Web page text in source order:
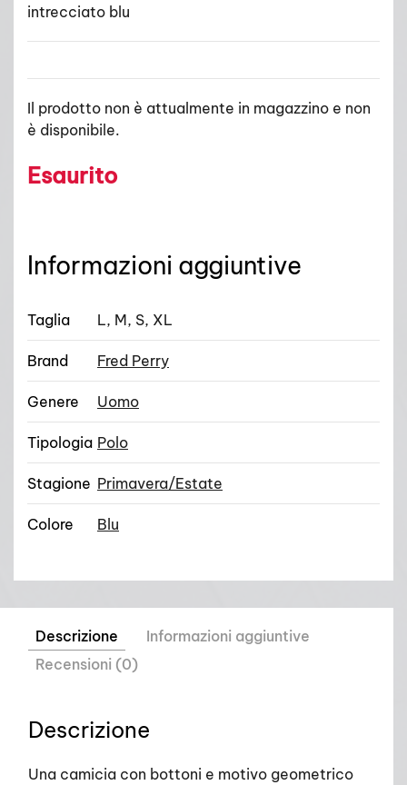
intrecciato blu
Il prodotto non è attualmente in magazzino e non
è disponibile.
Esaurito
Informazioni aggiuntive
Taglia L, M, S, XL
Brand Fred Perry
Genere Uomo
Tipologia Polo
Stagione Primavera/Estate
Colore Blu
Descrizione
Informazioni aggiuntive
Recensioni (0)
Descrizione
Una camicia con bottoni e motivo geometrico